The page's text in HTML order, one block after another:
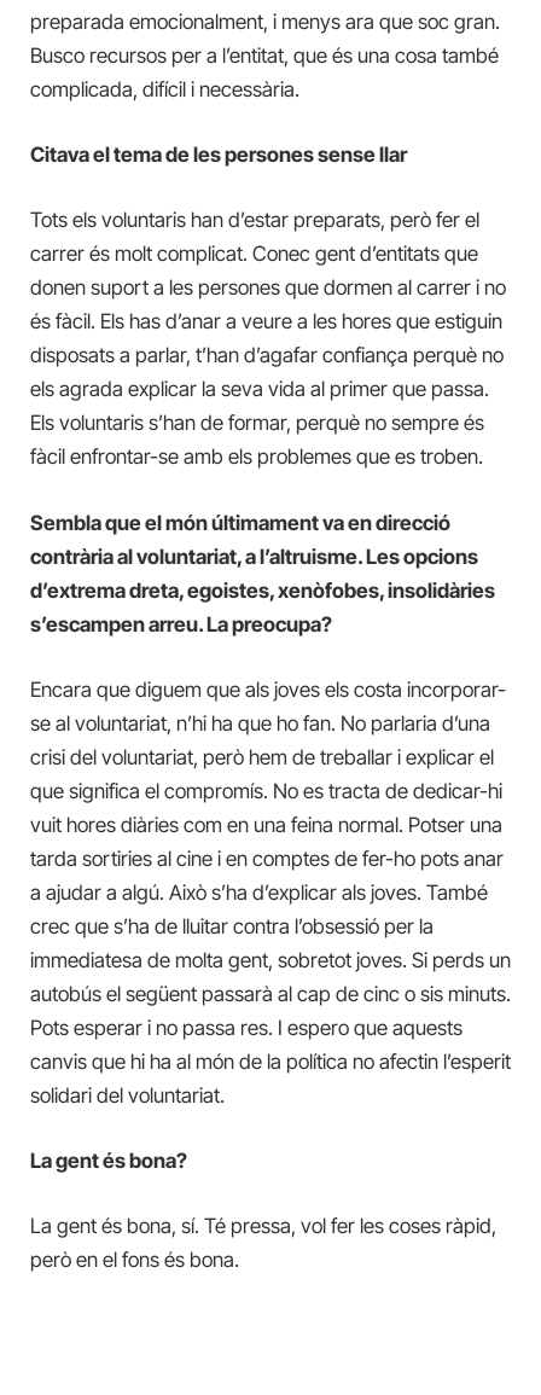
preparada emocionalment, i menys ara que soc gran.
Busco recursos per a l’entitat, que és una cosa també
complicada, difícil i necessària.
Citava el tema de les persones sense llar
Tots els voluntaris han d’estar preparats, però fer el
carrer és molt complicat. Conec gent d’entitats que
donen suport a les persones que dormen al carrer i no
és fàcil. Els has d’anar a veure a les hores que estiguin
disposats a parlar, t’han d’agafar confiança perquè no
els agrada explicar la seva vida al primer que passa.
Els voluntaris s’han de formar, perquè no sempre és
fàcil enfrontar-se amb els problemes que es troben.
Sembla que el món últimament va en direcció
contrària al voluntariat, a l’altruisme. Les opcions
d’extrema dreta, egoistes, xenòfobes, insolidàries
s’escampen arreu. La preocupa?
Encara que diguem que als joves els costa incorporar-
se al voluntariat, n’hi ha que ho fan. No parlaria d’una
crisi del voluntariat, però hem de treballar i explicar el
que significa el compromís. No es tracta de dedicar-hi
vuit hores diàries com en una feina normal. Potser una
tarda sortiries al cine i en comptes de fer-ho pots anar
a ajudar a algú. Això s’ha d’explicar als joves. També
crec que s’ha de lluitar contra l’obsessió per la
immediatesa de molta gent, sobretot joves. Si perds un
autobús el següent passarà al cap de cinc o sis minuts.
Pots esperar i no passa res. I espero que aquests
canvis que hi ha al món de la política no afectin l’esperit
solidari del voluntariat.
La gent és bona?
La gent és bona, sí. Té pressa, vol fer les coses ràpid,
però en el fons és bona.